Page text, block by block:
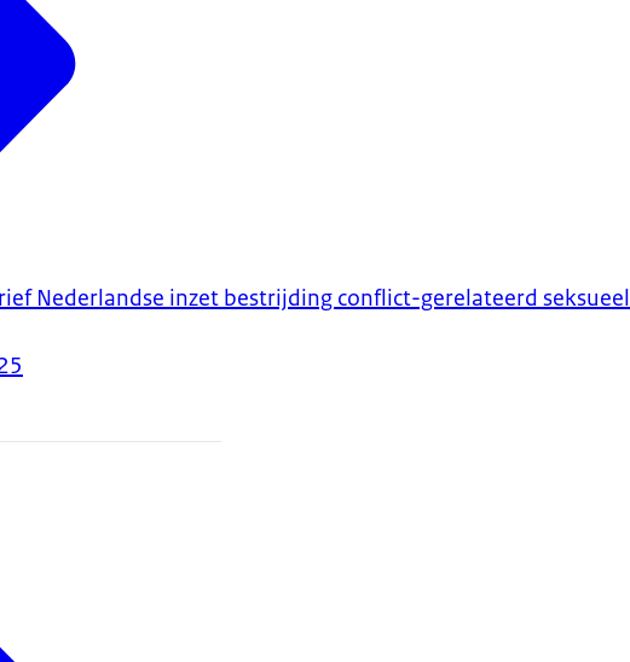
Nederlandse inzet bestrijding conflict-gerelateerd seksueel